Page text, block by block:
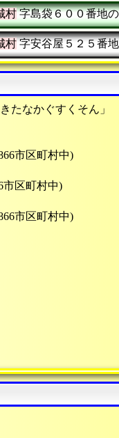
村字島袋６００番地
村字安谷屋５２５番地
たなかぐすくそん」
市区町村中)
市区町村中)
市区町村中)